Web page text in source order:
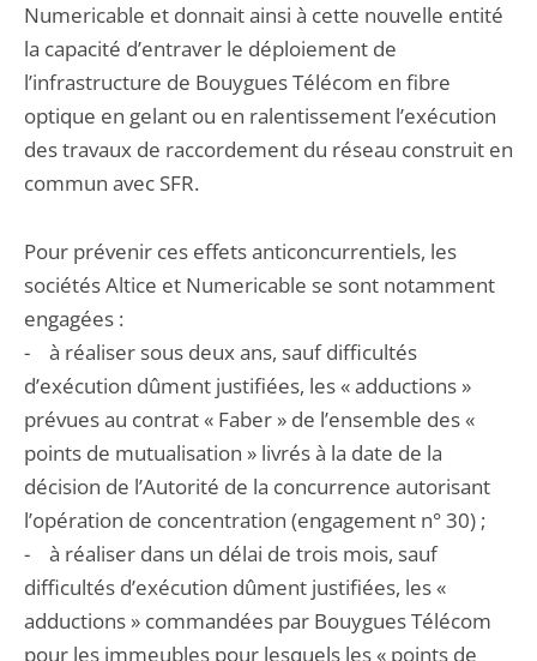
Numericable et donnait ainsi à cette nouvelle entité
la capacité d’entraver le déploiement de
l’infrastructure de Bouygues Télécom en fibre
optique en gelant ou en ralentissement l’exécution
des travaux de raccordement du réseau construit en
commun avec SFR.
Pour prévenir ces effets anticoncurrentiels, les
sociétés Altice et Numericable se sont notamment
engagées :
- à réaliser sous deux ans, sauf difficultés
d’exécution dûment justifiées, les « adductions »
prévues au contrat « Faber » de l’ensemble des «
points de mutualisation » livrés à la date de la
décision de l’Autorité de la concurrence autorisant
l’opération de concentration (engagement n° 30) ;
- à réaliser dans un délai de trois mois, sauf
difficultés d’exécution dûment justifiées, les «
adductions » commandées par Bouygues Télécom
pour les immeubles pour lesquels les « points de